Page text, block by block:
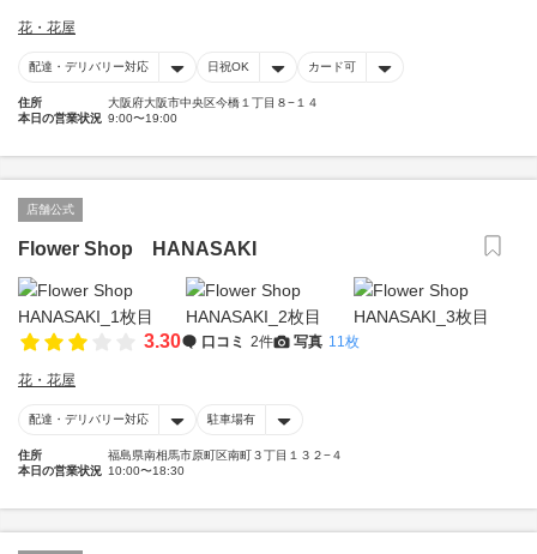
花・花屋
配達・デリバリー対応 日祝OK カード可
住所
大阪府大阪市中央区今橋１丁目８−１４
本日の営業状況 9:00〜19:00
店舗公式
Flower Shop HANASAKI
3.30 口コミ 2件 写真 11枚
花・花屋
配達・デリバリー対応 駐車場有
住所
福島県南相馬市原町区南町３丁目１３２−４
本日の営業状況 10:00〜18:30